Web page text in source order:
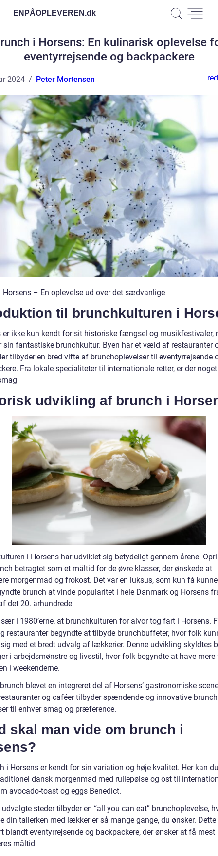
ENPÅOPLEVEREN.dk
i Horsens: En kulinarisk oplevelse
eventyrrejsende og backpackere
2024 Peter Mortensen
Horsens – En oplevelse ud over det sædvanlige
til brunchkulturen i
er ikke kun kendt for sit historiske fængsel og musikfestivaler,
sin fantastiske brunchkultur. Byen har et væld af restauranter
tilbyder en bred vifte af brunchoplevelser til eventyrrejsende
Fra lokale specialiteter til internationale retter, er der
udvikling af brunch i
i Horsens har udviklet sig betydeligt gennem årene.
betragtet som et måltid for de øvre klasser, der ønskede at
morgenmad og frokost. Det var en luksus, som kun få
brunch at vinde popularitet i hele Danmark og Horsens
det 20. århundrede.
i 1980’erne, at brunchkulturen for alvor tog fart i Horsens.
restauranter begyndte at tilbyde brunchbuffeter, hvor folk
med et bredt udvalg af lækkerier. Denne udvikling skyldtes
i arbejdsmønstre og livsstil, hvor folk begyndte at have mere
i weekenderne.
blevet en integreret del af Horsens’ gastronomiske
og caféer tilbyder spændende og innovative
til enhver smag og præference.
skal man vide om brunch i
i Horsens er kendt for sin variation og høje kvalitet. Her kan
dansk morgenmad med rullepølse og ost til
avocado-toast og eggs Benedict.
steder tilbyder en “all you can eat” brunchoplevelse,
din tallerken med lækkerier så mange gange, du ønsker.
blandt eventyrrejsende og backpackere, der ønsker at få mest
måltid.